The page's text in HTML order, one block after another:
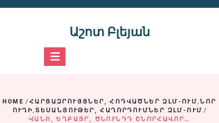
Աշոտ Բլեյան
HOME /ՀԱՐՑԱԶՐՈՒՅՑՆԵՐ, ՀՈԴՎԱԾՆԵՐ ԶԼՄ-ՈՒՄ,ՆՈՐ
ՈՒՂԻ, ՏԵՍԱՆՅՈՒԹԵՐ, ՀԱՂՈՐԴՈՒՄՆԵՐ ԶԼՄ-ՈՒՄ /
ՎԱՆՈ, ԵՂԲԱՅՐ, ԾՆՈՒՆԴԴ ՇՆՈՐՀԱՎՈՐ…